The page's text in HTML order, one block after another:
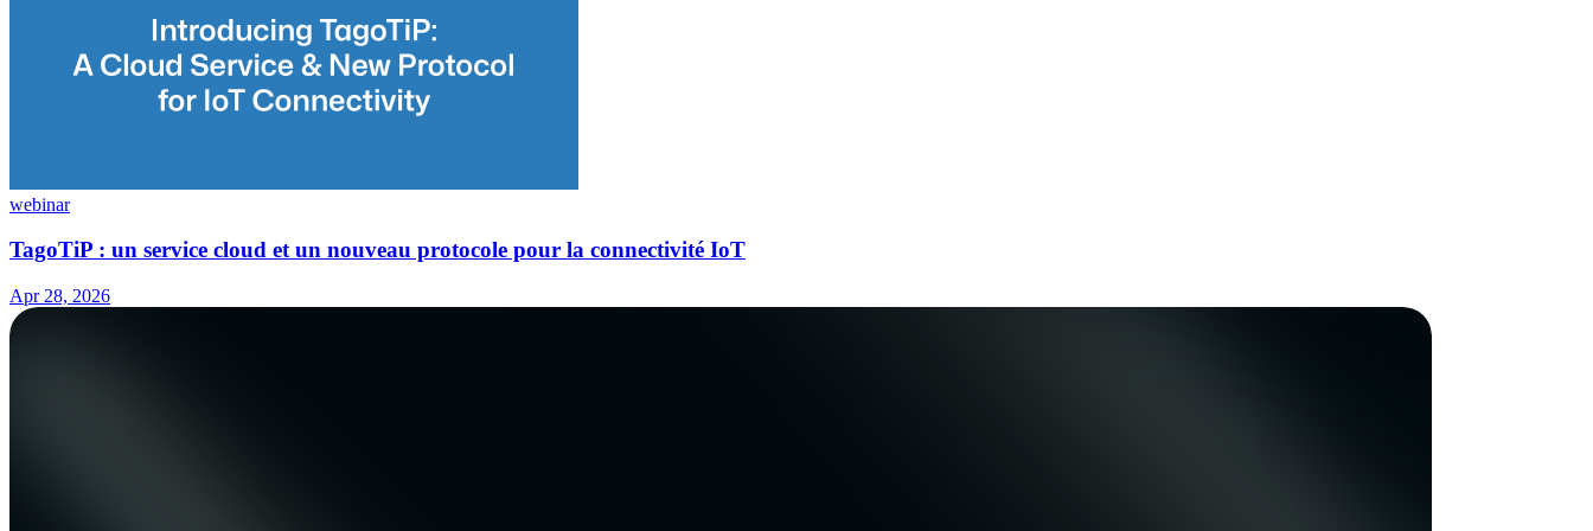
webinar
TagoTiP : un service cloud et un nouveau protocole pour la connectivité IoT
Apr 28, 2026